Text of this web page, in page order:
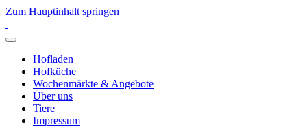
Zum Hauptinhalt springen
Hofladen
Hofküche
Wochenmärkte & Angebote
Über uns
Tiere
Impressum